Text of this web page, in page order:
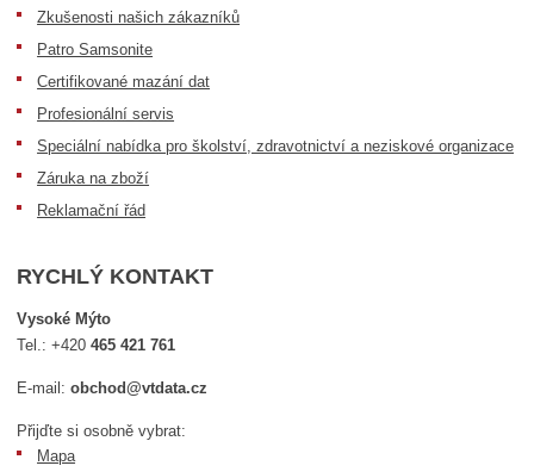
Zkušenosti našich zákazníků
Patro Samsonite
Certifikované mazání dat
Profesionální servis
Speciální nabídka pro školství, zdravotnictví a neziskové organizace
Záruka na zboží
Reklamační řád
RYCHLÝ KONTAKT
Vysoké Mýto
Tel.:+420465 421 761
E-mail:obchod@vtdata.cz
Přijďte si osobně vybrat:
Mapa